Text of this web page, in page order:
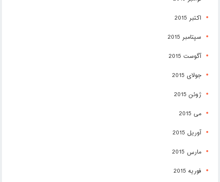
اکتبر 2015
سپتامبر 2015
آگوست 2015
جولای 2015
ژوئن 2015
می 2015
آوریل 2015
مارس 2015
فوریه 2015